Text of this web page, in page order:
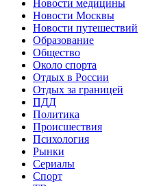
Новости медицины
Новости Москвы
Новости путешествий
Образование
Общество
Около спорта
Отдых в России
Отдых за границей
ПДД
Политика
Происшествия
Психология
Рынки
Сериалы
Спорт